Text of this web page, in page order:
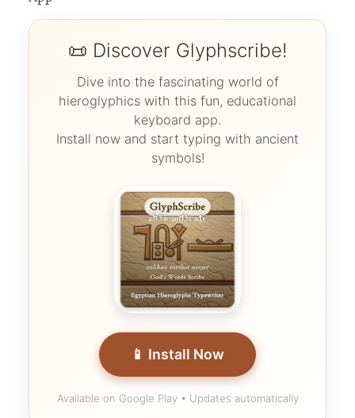
📜 Discover Glyphscribe!
Dive into the fascinating world of
hieroglyphics with this fun, educational
keyboard app.
Install now and start typing with ancient
symbols!
📱 Install Now
Available on Google Play • Updates automatically